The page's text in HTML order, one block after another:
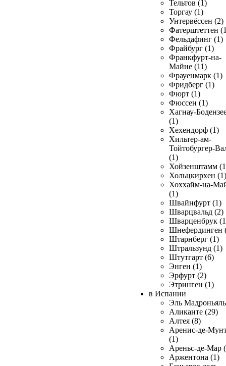
Тельтов (1)
Торгау (1)
Унтервёссен (2)
Фатерштеттен
Фельдафинг (1)
Фрайбург (1)
Франкфурт-на-
Майне (11)
Фрауенмарк (1)
Фридберг (1)
Фюрт (1)
Фюссен (1)
Хагнау-
(1)
Хехендорф (1)
Хильтер-ам-
Тойтобургер-
(1)
Хойзенштамм
Хольцкирхен (1)
Хоххайм-на-
(1)
Швайнфурт (1)
Шварцвальд (2)
Шварценбрук
Шнефердинген
Штарнберг (1)
Штральзунд (1)
Штутгарт (6)
Энген (1)
Эрфурт (2)
Этринген (1)
в Испании
Эль
Аликанте (29)
Алтея (8)
Аренис-де-
(1)
Ареньс-де-Мар
Аржентона (1)